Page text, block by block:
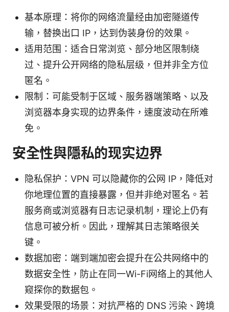
基本原理：将你的网络流量经由加密隧道传
输，替换出口 IP，达到伪装身份的效果。
适用范围：适合日常浏览、部分地区限制绕
过、提升公开网络的隐私层级，但并非全方位
匿名。
限制：可能受制于区域、服务器端策略、以及
浏览器本身实现的边界条件，速度波动在所难
免。
安全性與隱私的现实边界
隐私保护：VPN 可以隐藏你的公网 IP，降低对
你地理位置的直接暴露，但并非绝对匿名。若
服务商或浏览器有日志记录机制，理论上仍有
信息可被分析。因此，理解其日志策略很关
键。
数据加密：端到端加密会提升在公共网络中的
数据安全性，防止在同一Wi-Fi网络上的其他人
窥探你的数据包。
效果受限的场景：对抗严格的 DNS 污染、跨境